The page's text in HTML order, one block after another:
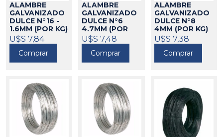
ALAMBRE
GALVANIZADO
DULCE N°16 -
1.6MM (POR KG)
46028
U$S 7,84
Comprar
ALAMBRE
GALVANIZADO
DULCE N°6
4.7MM (POR
KG)46019
U$S 7,48
Comprar
ALAMBRE
GALVANIZADO
DULCE N°8
4MM (POR KG)
46021
U$S 7,38
Comprar